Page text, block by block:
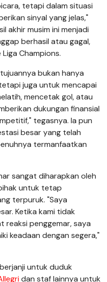
tetapi dalam situasi
sinyal yang jelas,"
akhir musim ini menjadi
berhasil atau gagal,
Champions.
bukan hanya
juga untuk mencapai
mencetak gol, atau
dukungan finansial
tegasnya. Ia pun
besar yang telah
termanfaatkan
sangat diharapkan oleh
untuk tetap
terpuruk. "Saya
Ketika kami tidak
reaksi penggemar, saya
keadaan dengan segera,"
untuk duduk
dan staf lainnya untuk